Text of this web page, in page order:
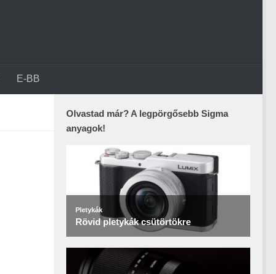
E-BB
Olvastad már? A legpörgősebb Sigma
anyagok!